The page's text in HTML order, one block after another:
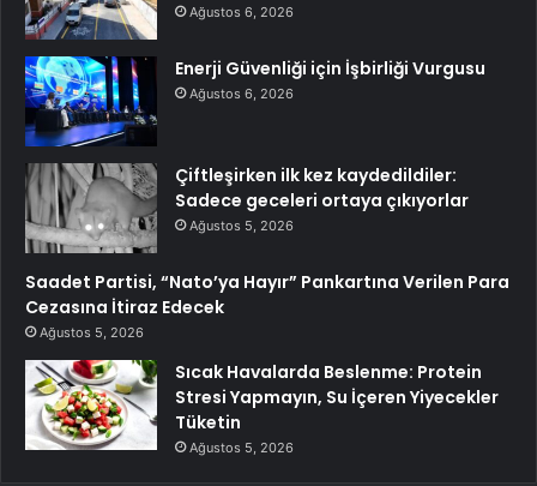
Ağustos 6, 2026
Enerji Güvenliği için İşbirliği Vurgusu
Ağustos 6, 2026
Çiftleşirken ilk kez kaydedildiler:
Sadece geceleri ortaya çıkıyorlar
Ağustos 5, 2026
Saadet Partisi, “Nato’ya Hayır” Pankartına Verilen Para
Cezasına İtiraz Edecek
Ağustos 5, 2026
Sıcak Havalarda Beslenme: Protein
Stresi Yapmayın, Su İçeren Yiyecekler
Tüketin
Ağustos 5, 2026